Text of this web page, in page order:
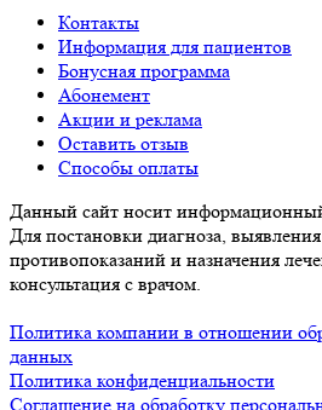
Контакты
Информация для пациентов
Бонусная программа
Абонемент
Акции и реклама
Оставить отзыв
Способы оплаты
Данный сайт носит
Для постановки диагноза,
противопоказаний и назначения
консультация с врачом.
Политика компании в отношении
данных
Политика конфиденциальности
Соглашение на обработку